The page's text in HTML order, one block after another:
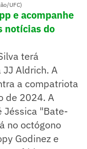
UFC)
e acompanhe
notícias do
terá
Aldrich. A
a compatriota
de 2024. A
Jéssica "Bate-
no octógono
Godinez e